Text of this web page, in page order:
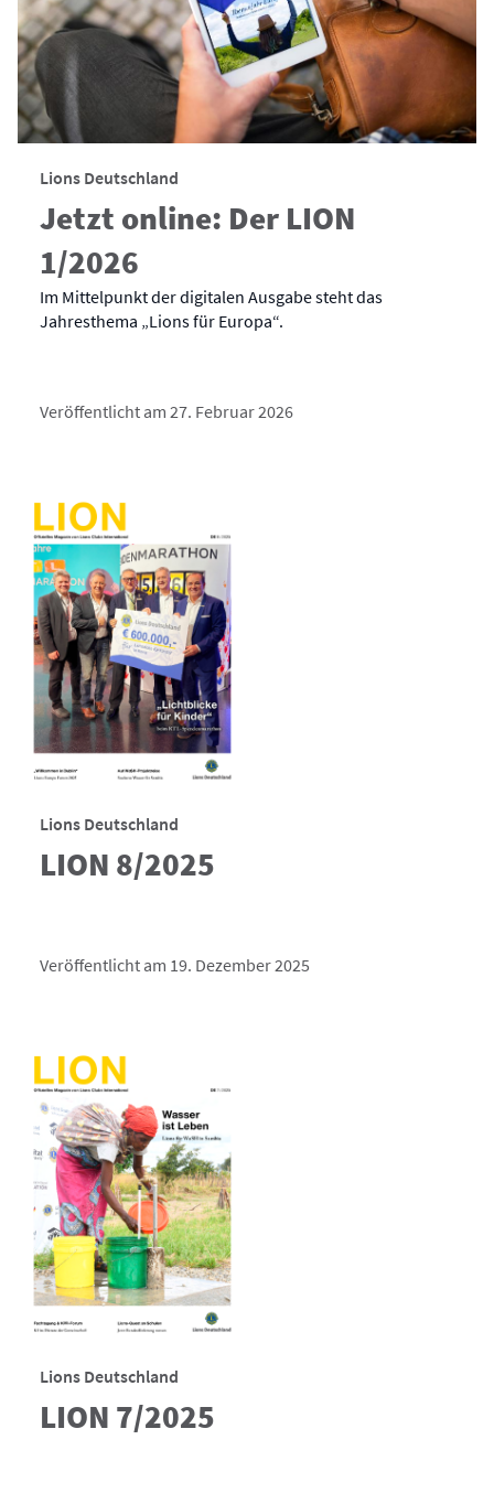
Lions Deutschland
Jetzt online: Der LION
1/2026
Im Mittelpunkt der digitalen Ausgabe steht das
Jahresthema „Lions für Europa“.
Veröffentlicht am 27. Februar 2026
Lions Deutschland
LION 8/2025
Veröffentlicht am 19. Dezember 2025
Lions Deutschland
LION 7/2025